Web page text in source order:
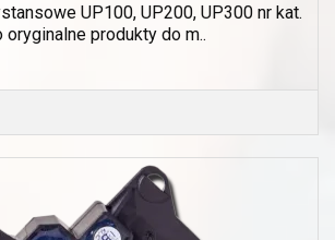
UP100, UP200, UP300 nr kat.
oryginalne produkty do m..